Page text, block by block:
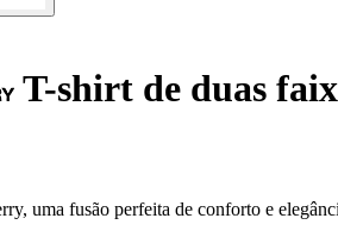
T-shirt de duas
uma fusão perfeita de conforto e